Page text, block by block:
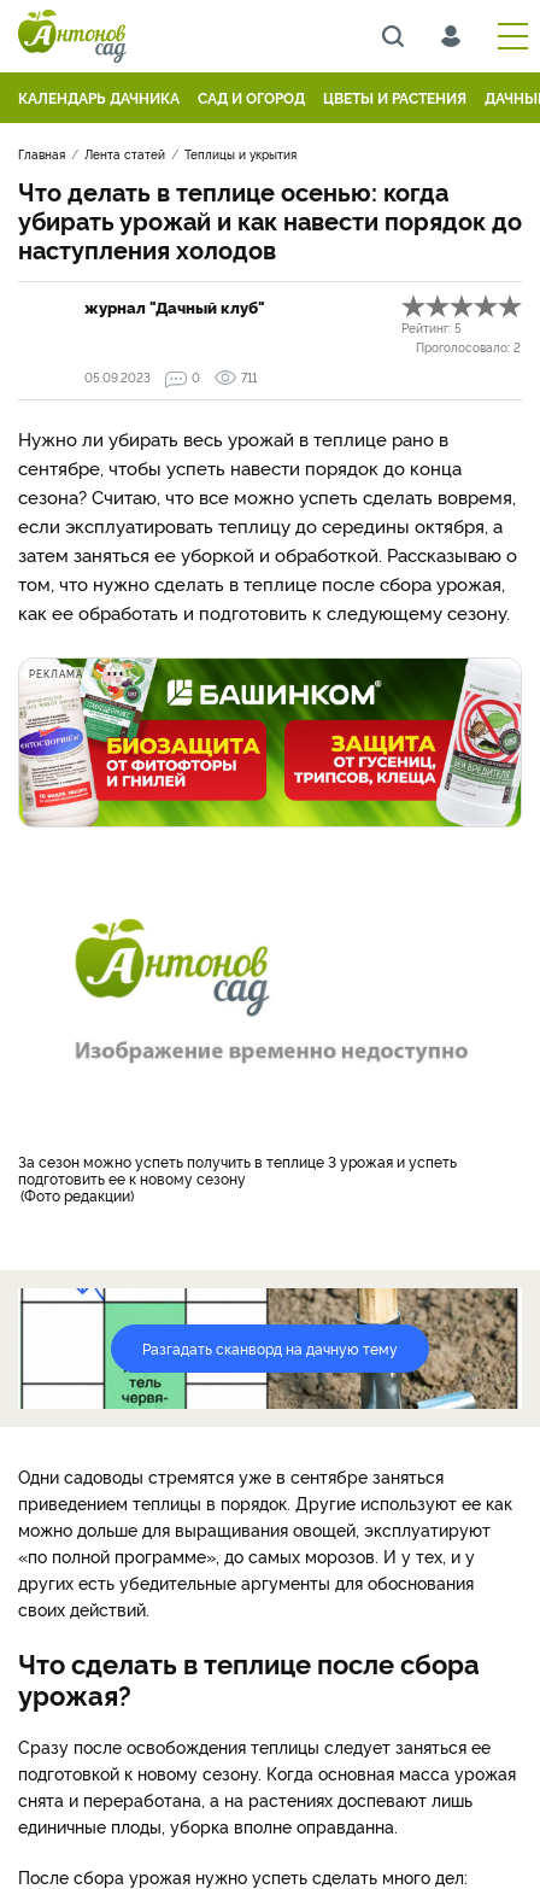
КАЛЕНДАРЬ ДАЧНИКА САД И ОГОРОД ЦВЕТЫ И РАСТЕНИЯ
Главная Лента статей Теплицы и укрытия
Что делать в теплице осенью: когда
убирать урожай и как навести порядок до
наступления холодов
журнал "Дачный клуб"
Рейтинг: 5
Проголосовало: 2
05.09.2023
0 711
Нужно ли убирать весь урожай в теплице рано в
сентябре, чтобы успеть навести порядок до конца
сезона? Считаю, что все можно успеть сделать вовремя,
если эксплуатировать теплицу до середины октября, а
затем заняться ее уборкой и обработкой. Рассказываю о
том, что нужно сделать в теплице после сбора урожая,
как ее обработать и подготовить к следующему сезону.
РЕКЛАМА
За сезон можно успеть получить в теплице 3 урожая и успеть
подготовить ее к новому сезону
Фото редакции
Разгадать сканворд на дачную тему
Одни садоводы стремятся уже в сентябре заняться
приведением теплицы в порядок. Другие используют ее как
можно дольше для выращивания овощей, эксплуатируют
«по полной программе», до самых морозов. И у тех, и у
других есть убедительные аргументы для обоснования
своих действий.
Что сделать в теплице после сбора
урожая?
Сразу после освобождения теплицы следует заняться ее
подготовкой к новому сезону. Когда основная масса урожая
снята и переработана, а на растениях доспевают лишь
единичные плоды, уборка вполне оправданна.
После сбора урожая нужно успеть сделать много дел: